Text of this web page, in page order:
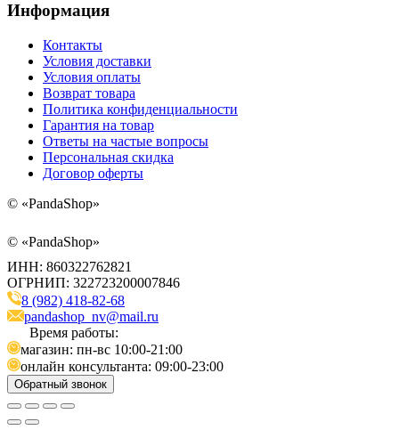
Информация
Контакты
Условия доставки
Условия оплаты
Возврат товара
Политика конфиденциальности
Гарантия на товар
Ответы на частые вопросы
Персональная скидка
Договор оферты
© «PandaShop»
© «PandaShop»
ИНН: 860322762821
ОГРНИП: 322723200007846
8 (982) 418-82-68
pandashop_nv@mail.ru
Время работы:
магазин: пн-вс 10:00-21:00
онлайн консультанта: 09:00-23:00
Обратный звонок